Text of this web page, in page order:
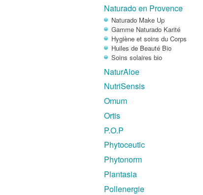
Naturado en Provence
Naturado Make Up
Gamme Naturado Karité
Hygiène et soins du Corps
Huiles de Beauté Bio
Soins solaires bio
NaturAloe
NutriSensis
Omum
Ortis
P.O.P
Phytoceutic
Phytonorm
Plantasia
Pollenergie